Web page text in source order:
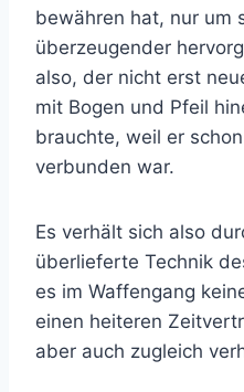
bewähren hat, nur um
überzeugender
also, der nicht erst
mit Bogen und Pfeil
brauchte, weil er
verbunden war.
Es verhält sich also
überlieferte Technik
es im Waffengang
einen heiteren
aber auch zugleich